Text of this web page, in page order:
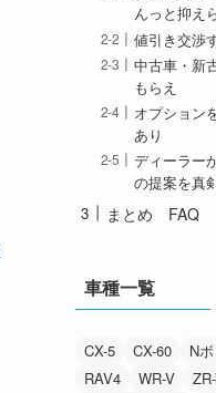
んっと抑え
値引き交渉
中古車・新
もらえ
オプション
あり
ディーラー
の提案を真
まとめ FAQ
車種一覧
CX-5 CX-60
N
RAV4
WR-V